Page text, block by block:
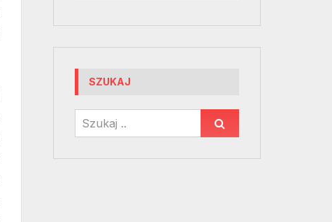
SZUKAJ